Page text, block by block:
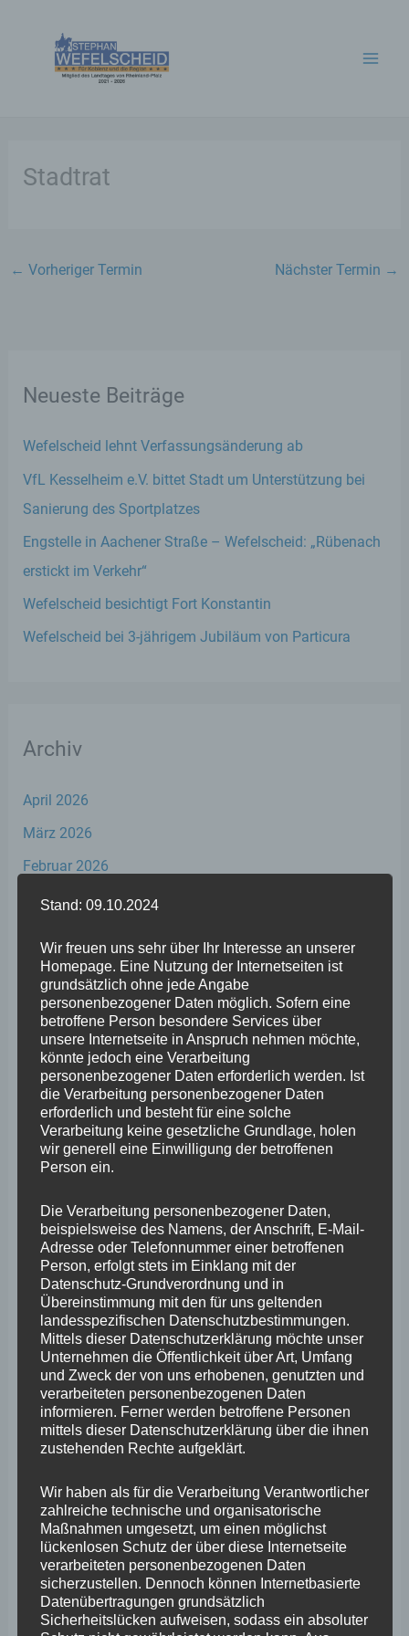
Stadtrat
← Vorheriger Termin Nächster Termin →
Neueste Beiträge
Wefelscheid lehnt Verfassungsänderung ab
VfL Kesselheim e.V. bittet Stadt um Unterstützung bei
Sanierung des Sportplatzes
Engstelle in Aachener Straße – Wefelscheid: „Rübenach
erstickt im Verkehr“
Wefelscheid besichtigt Fort Konstantin
Wefelscheid bei 3-jährigem Jubiläum von Particura
Archiv
April 2026
März 2026
Februar 2026
Januar 2026
November 2025
Oktober 2025
September 2025
August 2025
Juli 2025
Juni 2025
Mai 2025
März 2025
Februar 2025
Januar 2025
Dezember 2024
November 2024
Oktober 2024
September 2024
August 2024
Juli 2024
Juni 2024
Mai 2024
April 2024
März 2024
Stand: 09.10.2024
Wir freuen uns sehr über Ihr Interesse an unserer
Homepage. Eine Nutzung der Internetseiten ist
grundsätzlich ohne jede Angabe
personenbezogener Daten möglich. Sofern eine
betroffene Person besondere Services über
unsere Internetseite in Anspruch nehmen möchte,
könnte jedoch eine Verarbeitung
personenbezogener Daten erforderlich werden. Ist
die Verarbeitung personenbezogener Daten
erforderlich und besteht für eine solche
Verarbeitung keine gesetzliche Grundlage, holen
wir generell eine Einwilligung der betroffenen
Person ein.
Die Verarbeitung personenbezogener Daten,
beispielsweise des Namens, der Anschrift, E-Mail-
Adresse oder Telefonnummer einer betroffenen
Person, erfolgt stets im Einklang mit der
Datenschutz-Grundverordnung und in
Übereinstimmung mit den für uns geltenden
landesspezifischen Datenschutzbestimmungen.
Mittels dieser Datenschutzerklärung möchte unser
Unternehmen die Öffentlichkeit über Art, Umfang
und Zweck der von uns erhobenen, genutzten und
verarbeiteten personenbezogenen Daten
informieren. Ferner werden betroffene Personen
mittels dieser Datenschutzerklärung über die ihnen
zustehenden Rechte aufgeklärt.
Wir haben als für die Verarbeitung Verantwortlicher
zahlreiche technische und organisatorische
Maßnahmen umgesetzt, um einen möglichst
lückenlosen Schutz der über diese Internetseite
verarbeiteten personenbezogenen Daten
sicherzustellen. Dennoch können Internetbasierte
Datenübertragungen grundsätzlich
Sicherheitslücken aufweisen, sodass ein absoluter